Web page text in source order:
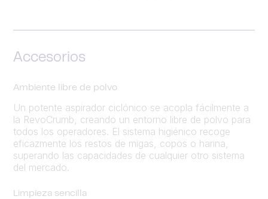
Accesorios
Ambiente libre de polvo
Un potente aspirador ciclónico se acopla fácilmente a
la RevoCrumb, creando un entorno libre de polvo para
todos los operadores. El sistema higiénico recoge
eficazmente los restos de migas, copos o harina,
superando las capacidades de cualquier otro sistema
del mercado.
Limpieza sencilla